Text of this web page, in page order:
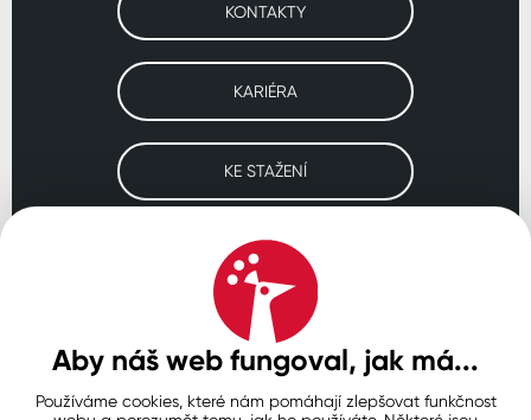
KONTAKTY
KARIÉRA
KE STAŽENÍ
Navštivte naše pobočky
SLOVENSKO POLSKO
Ochrana osobních údajů
Zásady používání souborů cookie
Aby náš web fungoval, jak má...
Používáme cookies, které nám pomáhají zlepšovat funkčnost